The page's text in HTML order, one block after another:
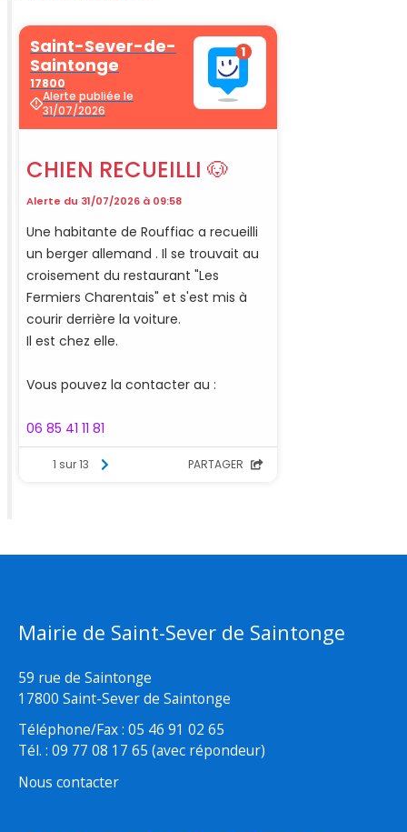
Mairie de Saint-Sever de Saintonge
59 rue de Saintonge
17800 Saint-Sever de Saintonge
Téléphone/Fax : 05 46 91 02 65
Tél. : 09 77 08 17 65 (avec répondeur)
Nous contacter